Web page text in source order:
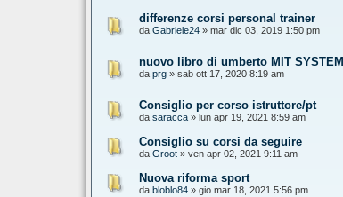
differenze corsi personal trainer
da Gabriele24 » mar dic 03, 2019 1:50 pm
nuovo libro di umberto MIT SYSTEM
da prg » sab ott 17, 2020 8:19 am
Consiglio per corso istruttore/pt
da saracca » lun apr 19, 2021 8:59 am
Consiglio su corsi da seguire
da Groot » ven apr 02, 2021 9:11 am
Nuova riforma sport
da bloblo84 » gio mar 18, 2021 5:56 pm